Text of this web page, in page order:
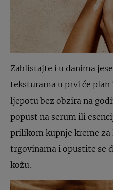
Zablistajte i u danima
teksturama u prvi će
ljepotu bez obzira na
popust na serum ili
prilikom kupnje kreme za
trgovinama i opustite se
kožu.